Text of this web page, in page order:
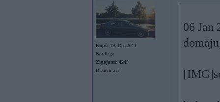
Kopš: 19. Dec 2011
No: Rīga
Ziņojumi: 4245
Braucu ar:
06 Jan